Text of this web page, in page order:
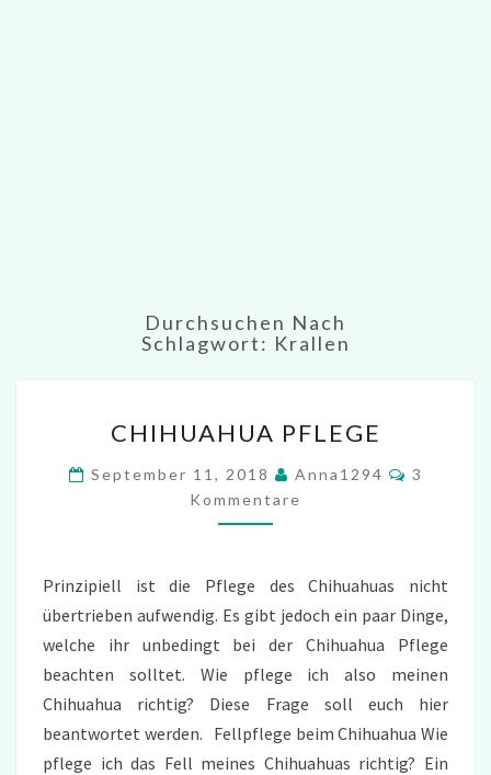
Durchsuchen Nach
Schlagwort: Krallen
PFLEGE
CHIHUAHUA PFLEGE
September 11, 2018 Anna1294
3
Kommentare
Prinzipiell ist die Pflege des Chihuahuas nicht
übertrieben aufwendig. Es gibt jedoch ein paar Dinge,
welche ihr unbedingt bei der Chihuahua Pflege
beachten solltet. Wie pflege ich also meinen
Chihuahua richtig? Diese Frage soll euch hier
beantwortet werden. Fellpflege beim Chihuahua Wie
pflege ich das Fell meines Chihuahuas richtig? Ein